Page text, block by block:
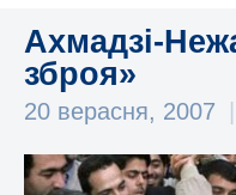
Ахмадзі-
зброя»
20 верасня, 2007